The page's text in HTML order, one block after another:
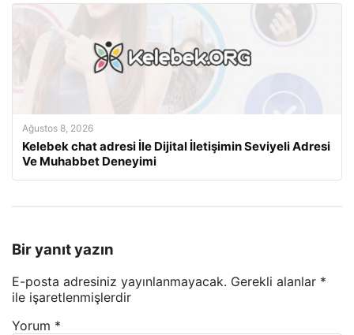
Ağustos 8, 2026
Kelebek chat adresi İle Dijital İletişimin Seviyeli Adresi
Ve Muhabbet Deneyimi
Bir yanıt yazın
E-posta adresiniz yayınlanmayacak. Gerekli alanlar *
ile işaretlenmişlerdir
Yorum *